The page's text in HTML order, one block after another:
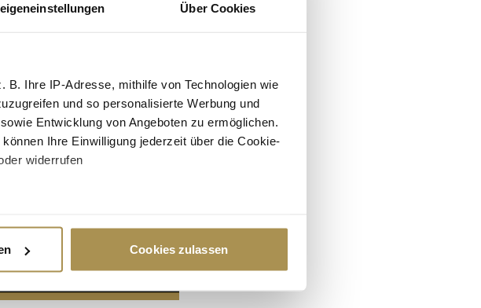
Über Cookies
B. Ihre IP-Adresse, mithilfe von Technologien wie
und so personalisierte Werbung und
Entwicklung von Angeboten zu ermöglichen.
Ihre Einwilligung jederzeit über die Cookie-
widerrufen
und legen Sie Ihre Präferenzen im
Cookies zulassen